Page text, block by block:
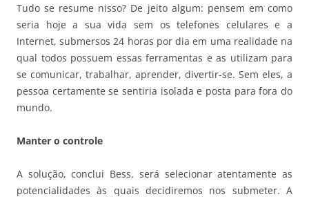
Tudo se resume nisso? De jeito algum: pensem em como
seria hoje a sua vida sem os telefones celulares e a
Internet, submersos 24 horas por dia em uma realidade na
qual todos possuem essas ferramentas e as utilizam para
se comunicar, trabalhar, aprender, divertir-se. Sem eles, a
pessoa certamente se sentiria isolada e posta para fora do
mundo.
Manter o controle
A solução, conclui Bess, será selecionar atentamente as
potencialidades às quais decidiremos nos submeter. A